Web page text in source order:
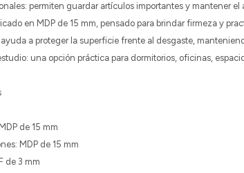
permiten guardar artículos importantes y mantener el
en MDP de 15 mm, pensado para brindar firmeza y
a proteger la superficie frente al desgaste,
una opción práctica para dormitorios, oficinas,
de 15 mm
MDP de 15 mm
de 3 mm